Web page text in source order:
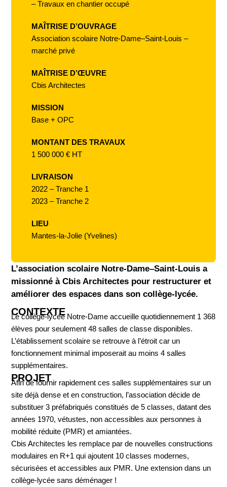
– Travaux en chantier occupé
MAÎTRISE D’OUVRAGE
Association scolaire Notre-Dame–Saint-Louis –
marché privé
MAÎTRISE D’ŒUVRE
Cbis Architectes
MISSION
Base + OPC
MONTANT DES TRAVAUX
1 500 000 € HT
LIVRAISON
2022 – Tranche 1
2023 – Tranche 2
LIEU
Mantes-la-Jolie (Yvelines)
L’association scolaire Notre-Dame–Saint-Louis a
missionné à Cbis Architectes pour restructurer et
améliorer des espaces dans son collège-lycée.
CONTEXTE
Le collège-lycée Notre-Dame accueille quotidiennement 1 368
élèves pour seulement 48 salles de classe disponibles.
L’établissement scolaire se retrouve à l’étroit car un
fonctionnement minimal imposerait au moins 4 salles
supplémentaires.
PROJET
Afin de fournir rapidement ces salles supplémentaires sur un
site déjà dense et en construction, l’association décide de
substituer 3 préfabriqués constitués de 5 classes, datant des
années 1970, vétustes, non accessibles aux personnes à
mobilité réduite (PMR) et amiantées.
Cbis Architectes les remplace par de nouvelles constructions
modulaires en R+1 qui ajoutent 10 classes modernes,
sécurisées et accessibles aux PMR. Une extension dans un
collège-lycée sans déménager !